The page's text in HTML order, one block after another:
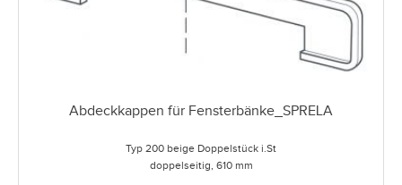
Abdeckkappen für Fensterbänke_SPRELA
Typ 200 beige Doppelstück i.St
doppelseitig, 610 mm